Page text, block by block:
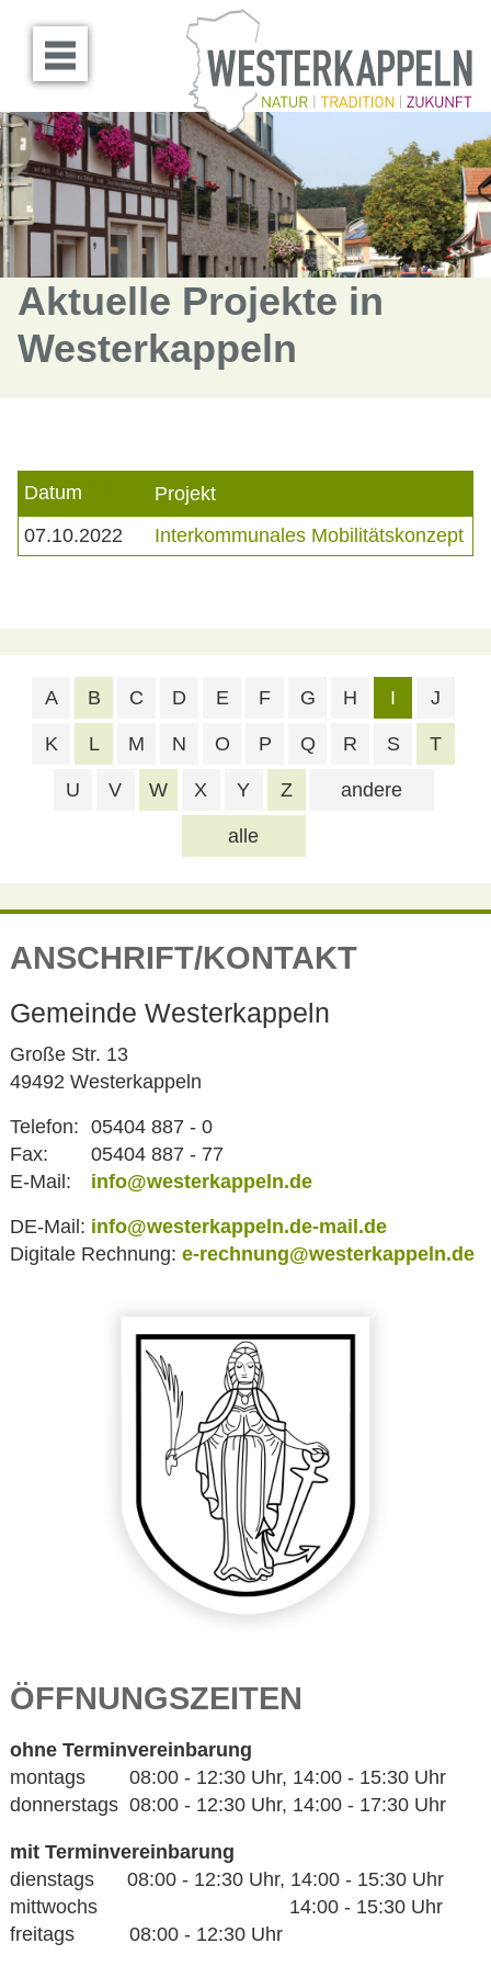
Menü öffnen
Aktuelle Projekte in
Westerkappeln
Datum
Projekt
07.10.2022
Interkommunales Mobilitätskonzept
alle
A B C D E F G H I J
K L M N O P Q R S T
U V W X Y Z andere
ANSCHRIFT/KONTAKT
Gemeinde Westerkappeln
Große Str. 13
49492 Westerkappeln
Telefon: 05404 887 - 0
Fax:
05404 887 - 77
E-Mail:
info@westerkappeln.de
DE-Mail: info@westerkappeln.de-mail.de
Digitale Rechnung: e-rechnung@westerkappeln.de
ÖFFNUNGSZEITEN
ohne Terminvereinbarung
montags 08:00 - 12:30 Uhr, 14:00 - 15:30 Uhr
donnerstags 08:00 - 12:30 Uhr, 14:00 - 17:30 Uhr
mit Terminvereinbarung
dienstags 08:00 - 12:30 Uhr, 14:00 - 15:30 Uhr
mittwochs 14:00 - 15:30 Uhr
freitags 08:00 - 12:30 Uhr